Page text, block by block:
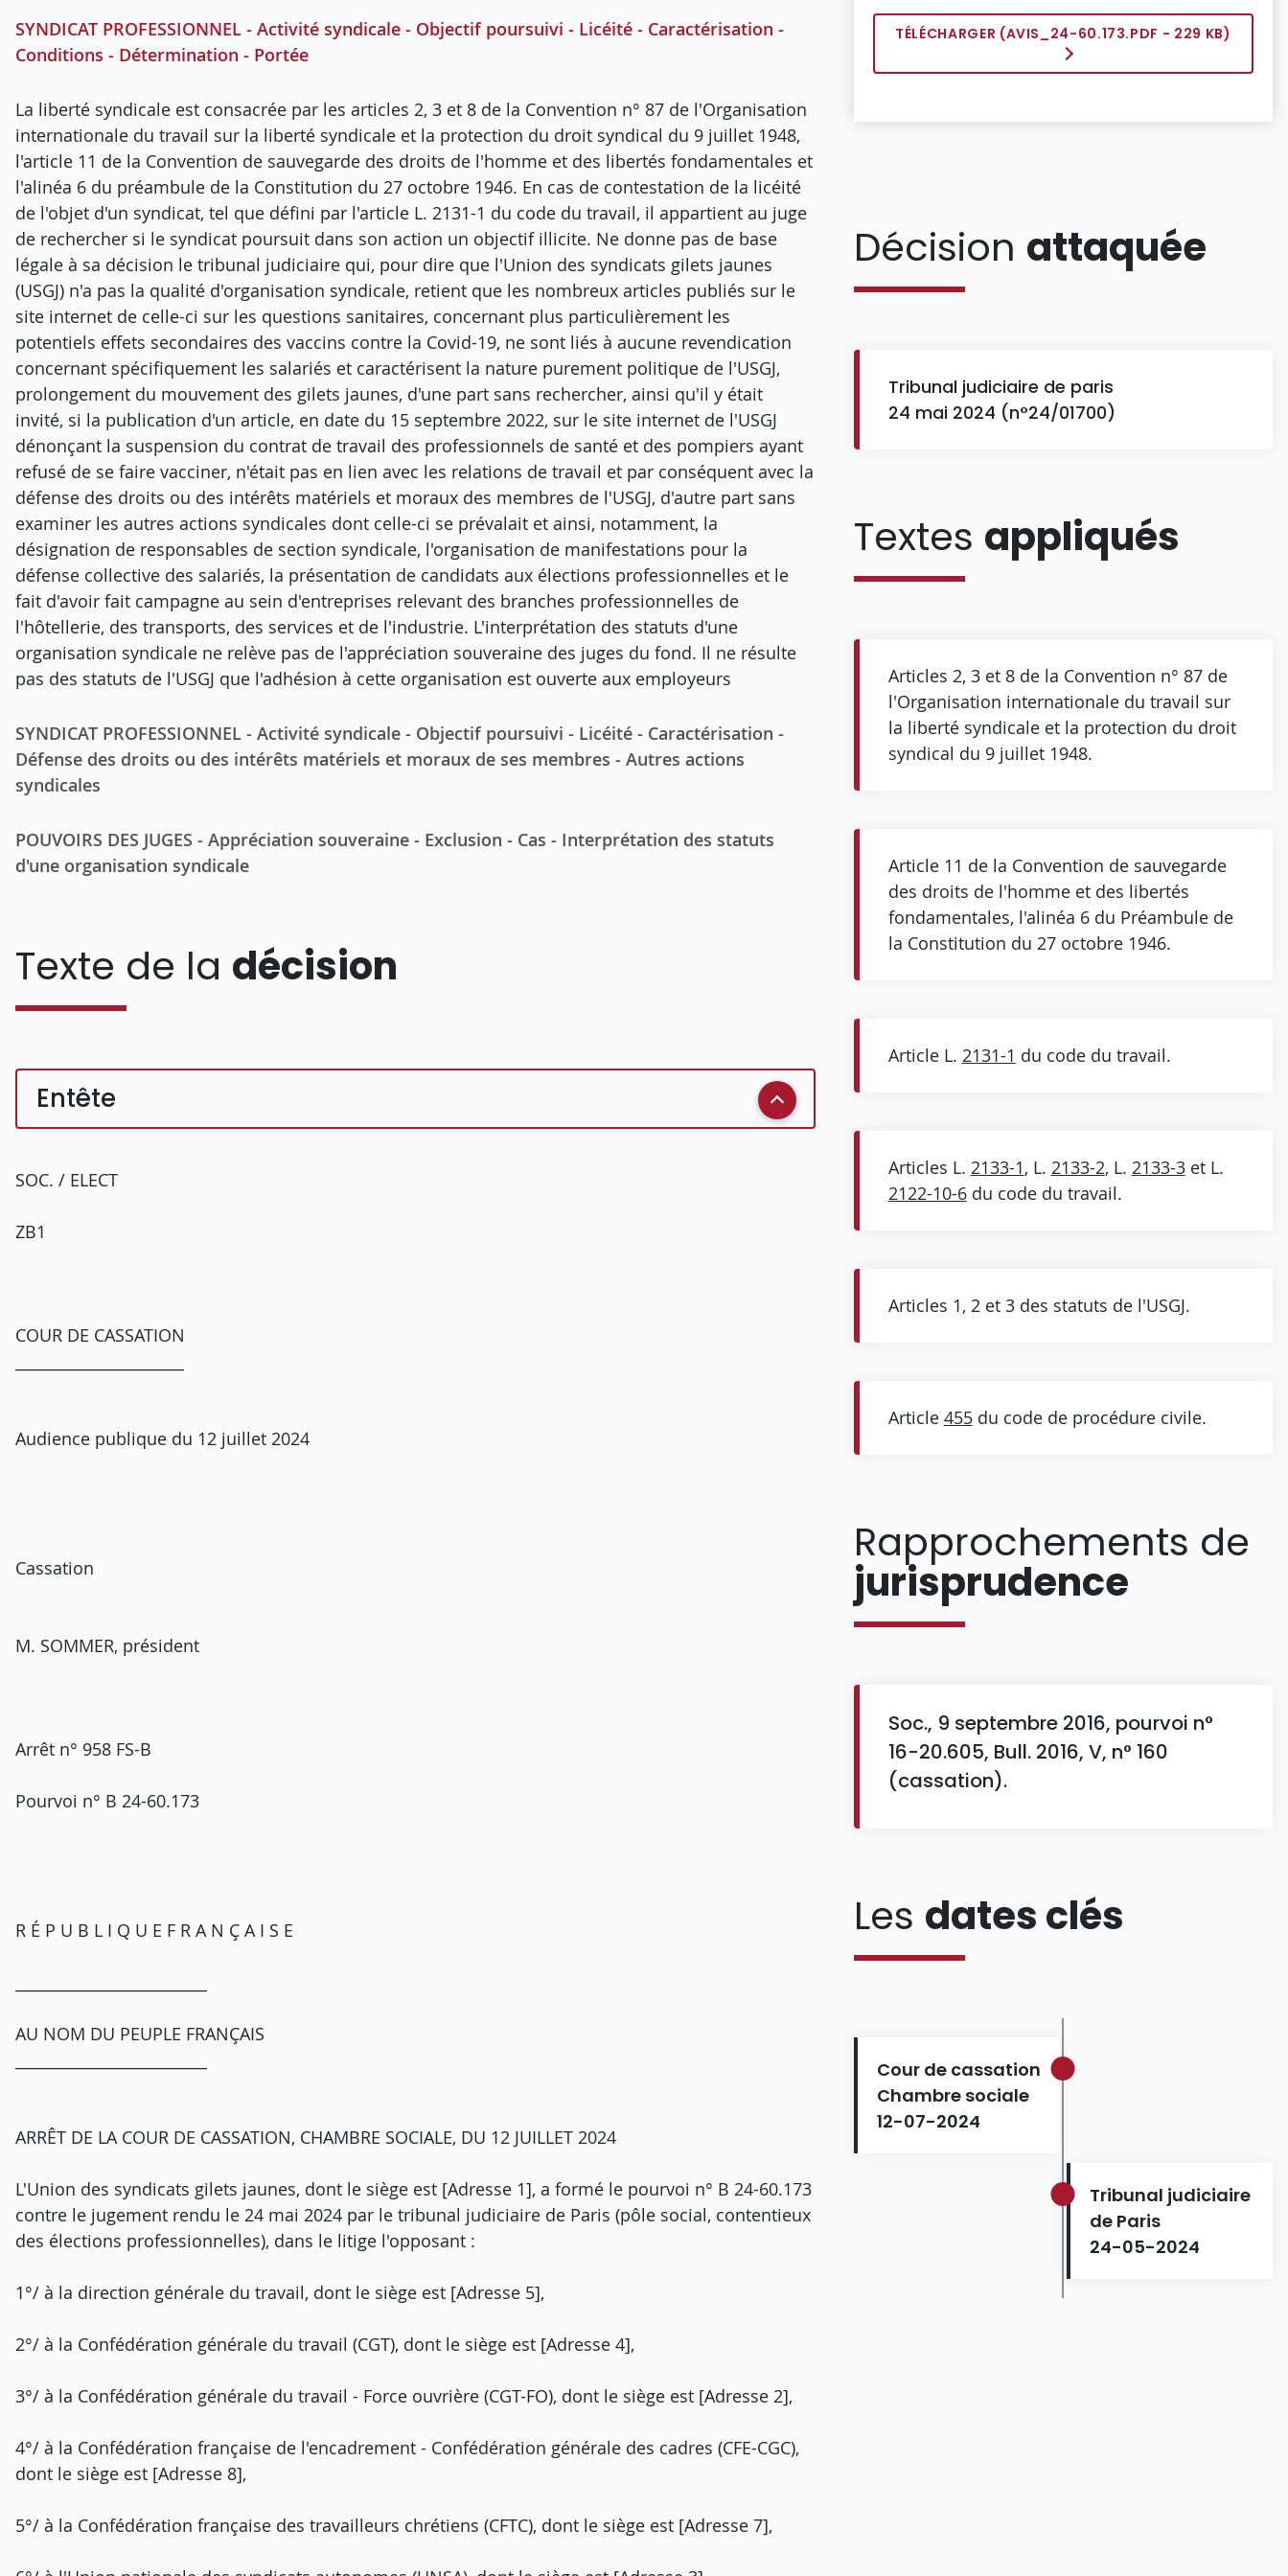
SYNDICAT PROFESSIONNEL - Activité syndicale - Objectif poursuivi - Licéité - Caractérisation -
Conditions - Détermination - Portée
La liberté syndicale est consacrée par les articles 2, 3 et 8 de la Convention n° 87 de l'Organisation
internationale du travail sur la liberté syndicale et la protection du droit syndical du 9 juillet 1948,
l'article 11 de la Convention de sauvegarde des droits de l'homme et des libertés fondamentales et
l'alinéa 6 du préambule de la Constitution du 27 octobre 1946. En cas de contestation de la licéité
de l'objet d'un syndicat, tel que défini par l'article L. 2131-1 du code du travail, il appartient au juge
de rechercher si le syndicat poursuit dans son action un objectif illicite. Ne donne pas de base
légale à sa décision le tribunal judiciaire qui, pour dire que l'Union des syndicats gilets jaunes
(USGJ) n'a pas la qualité d'organisation syndicale, retient que les nombreux articles publiés sur le
site internet de celle-ci sur les questions sanitaires, concernant plus particulièrement les
potentiels effets secondaires des vaccins contre la Covid-19, ne sont liés à aucune revendication
concernant spécifiquement les salariés et caractérisent la nature purement politique de l'USGJ,
prolongement du mouvement des gilets jaunes, d'une part sans rechercher, ainsi qu'il y était
invité, si la publication d'un article, en date du 15 septembre 2022, sur le site internet de l'USGJ
dénonçant la suspension du contrat de travail des professionnels de santé et des pompiers ayant
refusé de se faire vacciner, n'était pas en lien avec les relations de travail et par conséquent avec la
défense des droits ou des intérêts matériels et moraux des membres de l'USGJ, d'autre part sans
examiner les autres actions syndicales dont celle-ci se prévalait et ainsi, notamment, la
désignation de responsables de section syndicale, l'organisation de manifestations pour la
défense collective des salariés, la présentation de candidats aux élections professionnelles et le
fait d'avoir fait campagne au sein d'entreprises relevant des branches professionnelles de
l'hôtellerie, des transports, des services et de l'industrie. L'interprétation des statuts d'une
organisation syndicale ne relève pas de l'appréciation souveraine des juges du fond. Il ne résulte
pas des statuts de l'USGJ que l'adhésion à cette organisation est ouverte aux employeurs
SYNDICAT PROFESSIONNEL - Activité syndicale - Objectif poursuivi - Licéité - Caractérisation -
Défense des droits ou des intérêts matériels et moraux de ses membres - Autres actions
syndicales
POUVOIRS DES JUGES - Appréciation souveraine - Exclusion - Cas - Interprétation des statuts
d'une organisation syndicale
Texte de la décision
Entête
SOC. / ELECT
ZB1
COUR DE CASSATION
Audience publique du 12 juillet 2024
Cassation
M. SOMMER, président
Arrêt n° 958 FS-B
Pourvoi n° B 24-60.173
R É P U B L I Q U E F R A N Ç A I S E
AU NOM DU PEUPLE FRANÇAIS
ARRÊT DE LA COUR DE CASSATION, CHAMBRE SOCIALE, DU 12 JUILLET 2024
L'Union des syndicats gilets jaunes, dont le siège est [Adresse 1], a formé le pourvoi n° B 24-60.173
contre le jugement rendu le 24 mai 2024 par le tribunal judiciaire de Paris (pôle social, contentieux
des élections professionnelles), dans le litige l'opposant :
1°/ à la direction générale du travail, dont le siège est [Adresse 5],
2°/ à la Confédération générale du travail (CGT), dont le siège est [Adresse 4],
3°/ à la Confédération générale du travail - Force ouvrière (CGT-FO), dont le siège est [Adresse 2],
4°/ à la Confédération française de l'encadrement - Confédération générale des cadres (CFE-CGC),
dont le siège est [Adresse 8],
5°/ à la Confédération française des travailleurs chrétiens (CFTC), dont le siège est [Adresse 7],
TÉLÉCHARGER (AVIS_24-60.173.PDF - 229 KB)
Décision attaquée
Tribunal judiciaire de paris
24 mai 2024 (n°24/01700)
Textes appliqués
Articles 2, 3 et 8 de la Convention n° 87 de
l'Organisation internationale du travail sur
la liberté syndicale et la protection du droit
syndical du 9 juillet 1948.
Article 11 de la Convention de sauvegarde
des droits de l'homme et des libertés
fondamentales, l'alinéa 6 du Préambule de
la Constitution du 27 octobre 1946.
Article L. 2131-1 du code du travail.
Articles L. 2133-1, L. 2133-2, L. 2133-3et L.
2122-10-6du code du travail.
Articles 1, 2 et 3 des statuts de l'USGJ.
Article 455du code de procédure civile.
Rapprochements de
jurisprudence
Soc., 9 septembre 2016, pourvoi n°
16-20.605, Bull. 2016, V, n° 160
(cassation).
Les dates clés
Cour de cassation
Chambre sociale
12-07-2024
Tribunal judiciaire
de Paris
24-05-2024